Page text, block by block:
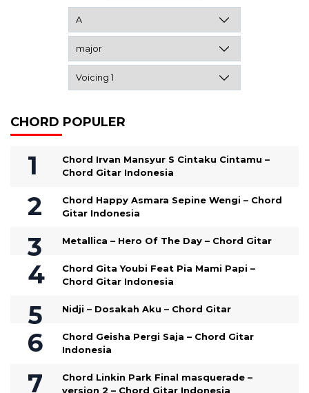
CHORD POPULER
Chord Irvan Mansyur S Cintaku Cintamu –
Chord Gitar Indonesia
Chord Happy Asmara Sepine Wengi – Chord
Gitar Indonesia
Metallica – Hero Of The Day – Chord Gitar
Chord Gita Youbi Feat Pia Mami Papi –
Chord Gitar Indonesia
Nidji – Dosakah Aku – Chord Gitar
Chord Geisha Pergi Saja – Chord Gitar
Indonesia
Chord Linkin Park Final masquerade –
version 2 – Chord Gitar Indonesia